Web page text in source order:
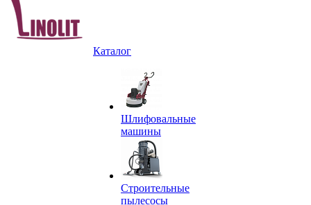
Каталог
Шлифовальные
машины
Строительные
пылесосы